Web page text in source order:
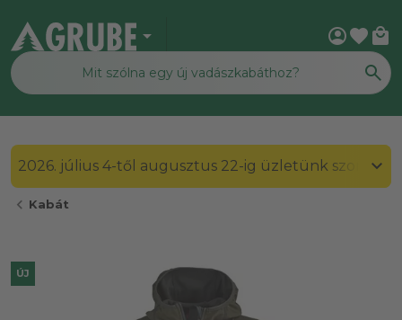
arrow_drop_down account_circlefavorite local_mall
2026. július 4-től augusztus 22-ig üzletünk
chevron_left Kabát
ÚJ